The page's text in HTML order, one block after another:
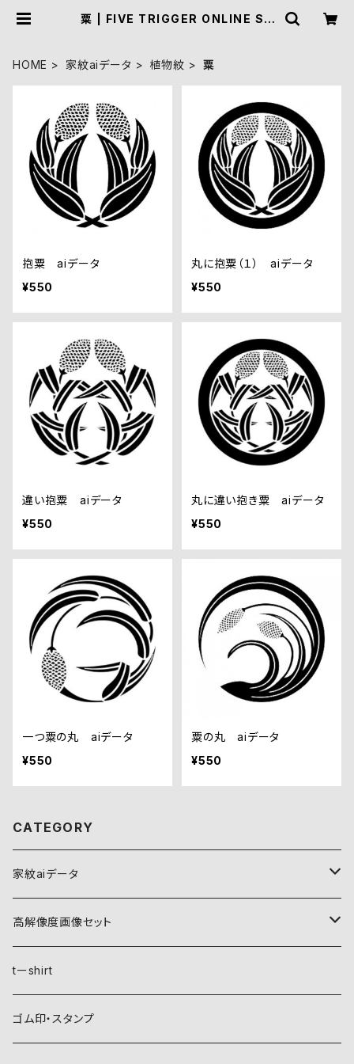
粟 | FIVE TRIGGER ONLINE SH
HOME 家紋aiデータ 植物紋 粟
抱粟 aiデータ
¥550
丸に抱粟（１） aiデータ
¥550
違い抱粟 aiデータ
¥550
丸に違い抱き粟 aiデータ
¥550
一つ粟の丸 aiデータ
¥550
粟の丸 aiデータ
¥550
CATEGORY
家紋aiデータ
自然紋
稲妻
霞
植物紋
葵
動物紋
高解像度画像セット
自然紋
稲妻
植物紋
tーshirt
ゴム印・スタンプ